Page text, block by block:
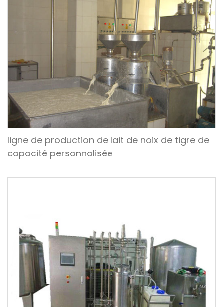
ligne de production de lait de noix de tigre de
capacité personnalisée